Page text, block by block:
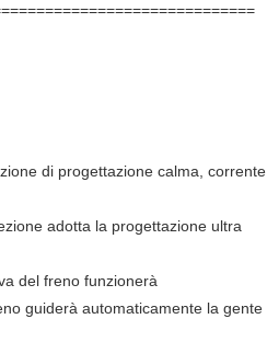
di progettazione calma, corrente
adotta la progettazione ultra
del freno funzionerà
guiderà automaticamente la gente